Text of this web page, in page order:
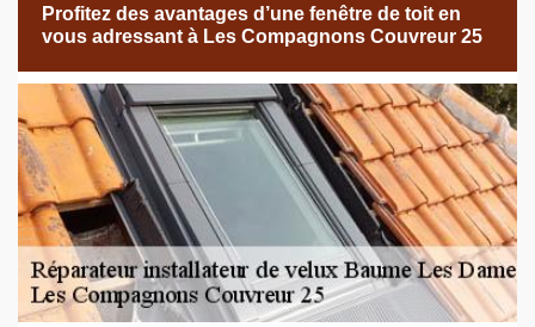
Profitez des avantages d’une fenêtre de toit en
vous adressant à Les Compagnons Couvreur 25